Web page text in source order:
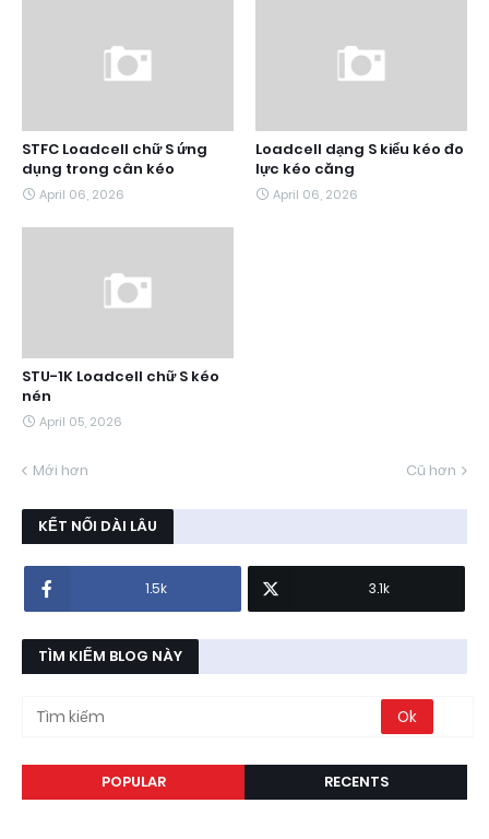
STFC Loadcell chữ S ứng
dụng trong cân kéo
April 06, 2026
Loadcell dạng S kiểu kéo đo
lực kéo căng
April 06, 2026
STU-1K Loadcell chữ S kéo
nén
April 05, 2026
Mới hơn Cũ hơn
KẾT NỐI DÀI LÂU
1.5k 3.1k
TÌM KIẾM BLOG NÀY
POPULAR RECENTS